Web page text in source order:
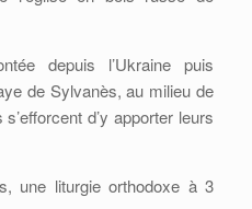
depuis l’Ukraine puis
de Sylvanès, au milieu de
d’y apporter leurs
une liturgie orthodoxe à 3